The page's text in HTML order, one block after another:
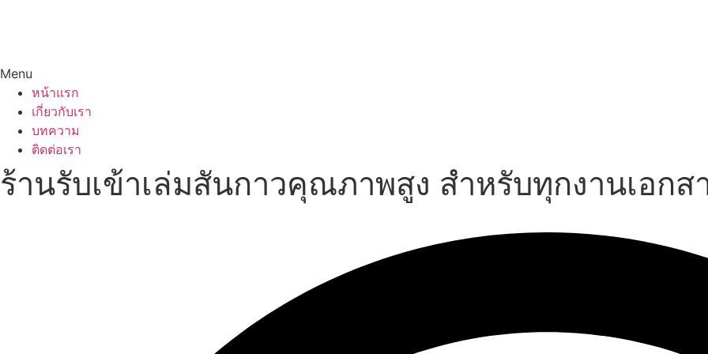
Menu
หน้าแรก
เกี่ยวกับเรา
บทความ
ติดต่อเรา
ร้านรับเข้าเล่มสันกาวคุณภาพสูง สำหรับทุกงานเอกส